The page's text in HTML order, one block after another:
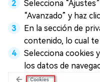
Selecciona
“Avanzado” y haz
En la sección de
contenido, lo cual
Selecciona cookies
los datos de